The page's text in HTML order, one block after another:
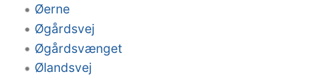
Øerne
Øgårdsvej
Øgårdsvænget
Ølandsvej